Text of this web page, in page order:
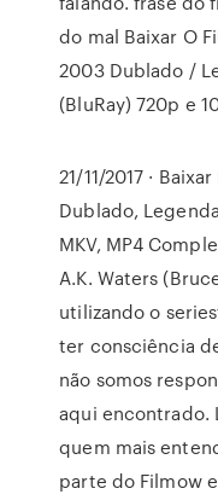
do mal Baixar O
2003 Dublado /
(BluRay) 720p e
21/11/2017 ·
Dublado,
MKV, MP4
A.K. Waters
utilizando o
ter consciência
não somos
aqui encontrado.
quem mais
parte do Filmow